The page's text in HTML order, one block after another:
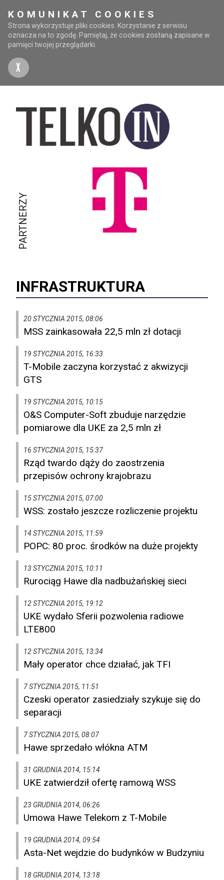
KOMUNIKAT COOKIES
Strona wykorzystuje pliki cookies. Korzystanie z serwisu
oznacza na to zgodę. Pamiętaj, że cookies zostaną zapisane w
pamięci twojej przeglądarki.
X
PARTNERZY
INFRASTRUKTURA
20 STYCZNIA 2015, 08:06
MSS zainkasowała 22,5 mln zł dotacji
19 STYCZNIA 2015, 16:33
T-Mobile zaczyna korzystać z akwizycji
GTS
19 STYCZNIA 2015, 10:15
O&S Computer-Soft zbuduje narzędzie
pomiarowe dla UKE za 2,5 mln zł
16 STYCZNIA 2015, 15:37
Rząd twardo dąży do zaostrzenia
przepisów ochrony krajobrazu
15 STYCZNIA 2015, 07:00
WSS: zostało jeszcze rozliczenie projektu
14 STYCZNIA 2015, 11:59
POPC: 80 proc. środków na duże projekty
13 STYCZNIA 2015, 10:11
Rurociąg Hawe dla nadbużańskiej sieci
12 STYCZNIA 2015, 19:12
UKE wydało Sferii pozwolenia radiowe
LTE800
12 STYCZNIA 2015, 13:34
Mały operator chce działać, jak TFI
7 STYCZNIA 2015, 11:51
Czeski operator zasiedziały szykuje się do
separacji
7 STYCZNIA 2015, 08:07
Hawe sprzedało włókna ATM
31 GRUDNIA 2014, 15:14
UKE zatwierdził ofertę ramową WSS
23 GRUDNIA 2014, 06:26
Umowa Hawe Telekom z T-Mobile
19 GRUDNIA 2014, 09:54
Asta-Net wejdzie do budynków w Budzyniu
18 GRUDNIA 2014, 13:18